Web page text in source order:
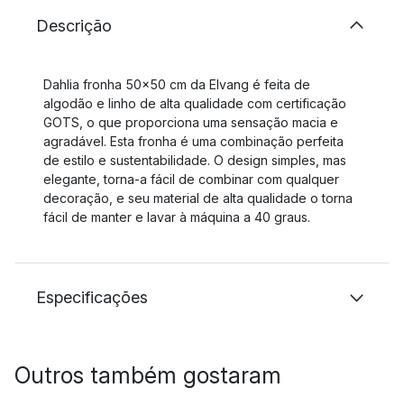
Descrição
Dahlia fronha 50x50 cm da Elvang é feita de
algodão e linho de alta qualidade com certificação
GOTS, o que proporciona uma sensação macia e
agradável. Esta fronha é uma combinação perfeita
de estilo e sustentabilidade. O design simples, mas
elegante, torna-a fácil de combinar com qualquer
decoração, e seu material de alta qualidade o torna
fácil de manter e lavar à máquina a 40 graus.
Especificações
Outros também gostaram